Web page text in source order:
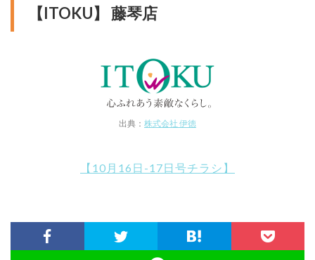
【ITOKU】 藤琴店
出典： 株式会社 伊徳
【10月16日-17日号チラシ】